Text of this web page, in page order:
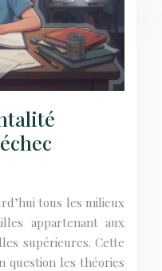
tous les milieux
appartenant aux
supérieures. Cette
question les théories